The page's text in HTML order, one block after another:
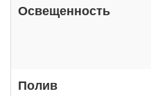
Освещенность
Полив